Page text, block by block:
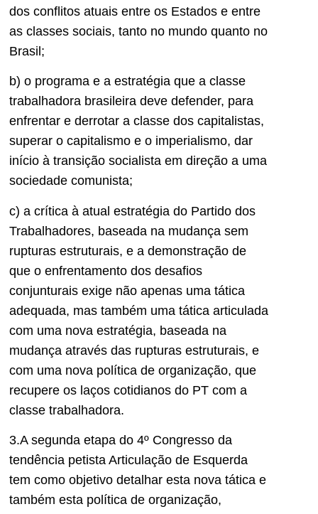
dos conflitos atuais entre os Estados e entre
as classes sociais, tanto no mundo quanto no
Brasil;
b) o programa e a estratégia que a classe
trabalhadora brasileira deve defender, para
enfrentar e derrotar a classe dos capitalistas,
superar o capitalismo e o imperialismo, dar
início à transição socialista em direção a uma
sociedade comunista;
c) a crítica à atual estratégia do Partido dos
Trabalhadores, baseada na mudança sem
rupturas estruturais, e a demonstração de
que o enfrentamento dos desafios
conjunturais exige não apenas uma tática
adequada, mas também uma tática articulada
com uma nova estratégia, baseada na
mudança através das rupturas estruturais, e
com uma nova política de organização, que
recupere os laços cotidianos do PT com a
classe trabalhadora.
3.A segunda etapa do 4º Congresso da
tendência petista Articulação de Esquerda
tem como objetivo detalhar esta nova tática e
também esta política de organização,